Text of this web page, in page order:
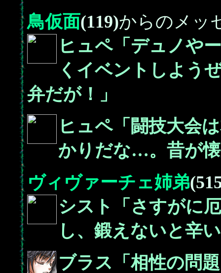
鳥仮面(119)からのメッ
ヒュペ「デュノや
くイベントしよう
弁だが！」
ヒュペ「闘技大会
かりだな…。昔が
ヴィヴァーチェ姉弟
シスト「さすがに
し、鍛えないと辛
ブラス「相性の問